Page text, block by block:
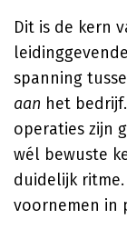
Dit is de kern
spanning
aan het
operaties zijn
wél bewuste
duidelijk
voornemen in